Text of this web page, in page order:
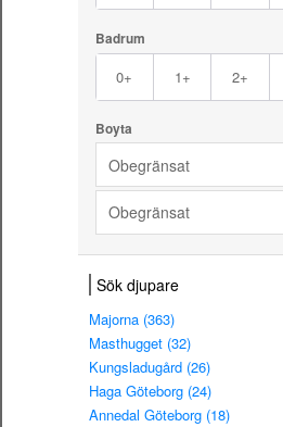
Badrum
0+ 1+ 2+
Boyta
Obegränsat
Obegränsat
Sök djupare
Majorna (363)
Masthugget (32)
Kungsladugård (26)
Haga Göteborg (24)
Annedal Göteborg (18)